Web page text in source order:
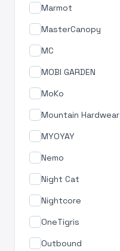
Marmot
MasterCanopy
MC
MOBI GARDEN
MoKo
Mountain Hardwear
MYOYAY
Nemo
Night Cat
Nightcore
OneTigris
Outbound